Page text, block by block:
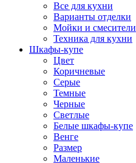
Все для кухни
Варианты отделки
Мойки и смесители
Техника для кухни
Шкафы-купе
Цвет
Коричневые
Серые
Темные
Черные
Светлые
Белые шкафы-купе
Венге
Размер
Маленькие